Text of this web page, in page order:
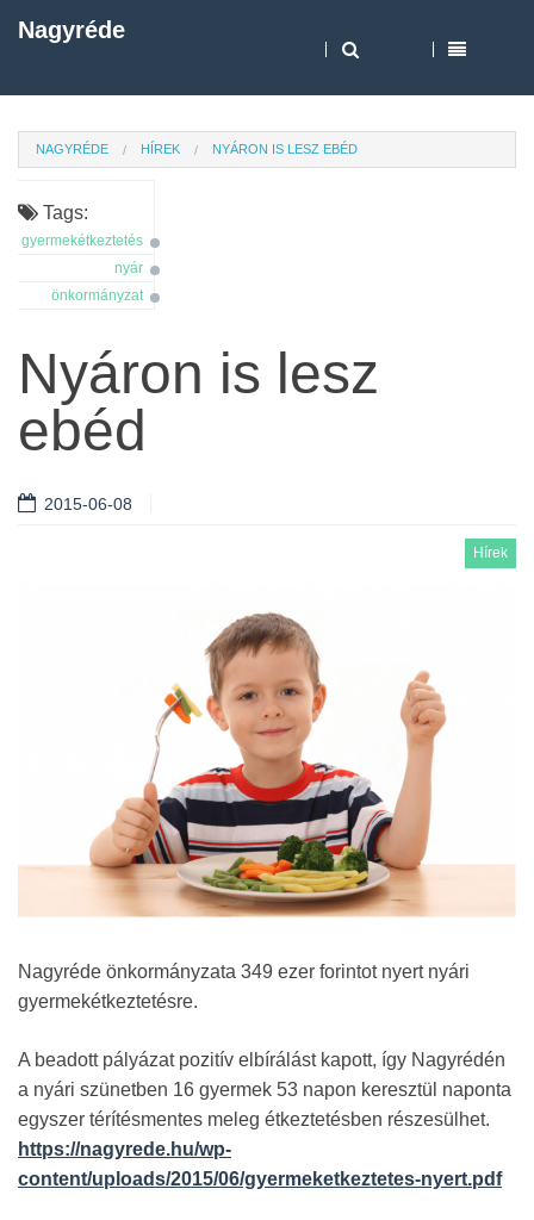
Nagyréde
NAGYRÉDE HÍREK NYÁRON IS LESZ EBÉD
Tags:
gyermekétkeztetés
nyár
önkormányzat
Nyáron is lesz
ebéd
2015-06-08
Hírek
Nagyréde önkormányzata 349 ezer forintot nyert nyári
gyermekétkeztetésre.
A beadott pályázat pozitív elbírálást kapott, így Nagyrédén
a nyári szünetben 16 gyermek 53 napon keresztül naponta
egyszer térítésmentes meleg étkeztetésben részesülhet.
https://nagyrede.hu/wp-
content/uploads/2015/06/gyermeketkeztetes-nyert.pdf